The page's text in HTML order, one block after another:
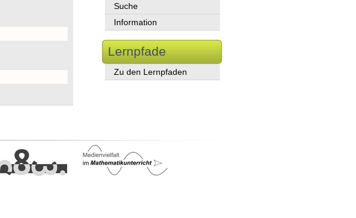
Suche
Information
Lernpfade
Zu den Lernpfaden